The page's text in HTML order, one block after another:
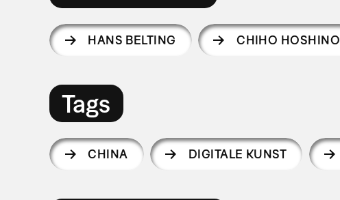
HANS BELTING CHIHO HOSHINO
Tags
CHINA DIGITALE KUNST